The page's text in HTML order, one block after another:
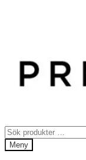
Sök
efter:
Meny